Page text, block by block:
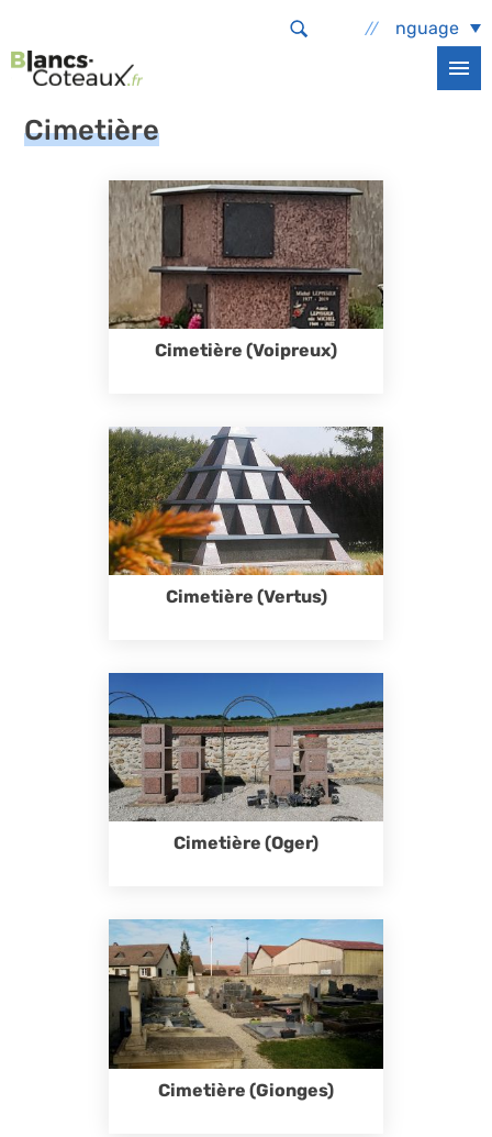
Select Language
Accueil Services et démarches
Cimetière
Cimetière (Voipreux)
Cimetière (Vertus)
Cimetière (Oger)
Cimetière (Gionges)